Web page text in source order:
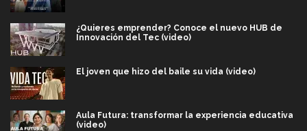
¿Quieres emprender? Conoce el nuevo HUB de
Innovación del Tec (video)
El joven que hizo del baile su vida (video)
Aula Futura: transformar la experiencia educativa
(video)